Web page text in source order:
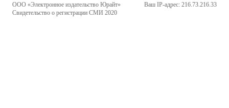
ООО «Электронное издательство Юрайт»
Свидетельство о регистрации СМИ 2020
Ваш IP-адрес: 216.73.216.33